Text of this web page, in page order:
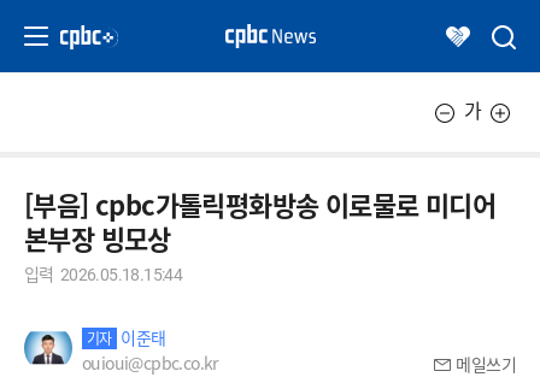
가
[부음] cpbc가톨릭평화방송 이로물로 미디어
본부장 빙모상
입력 2026.05.18.15:44
기자 이준태
ouioui@cpbc.co.kr
메일쓰기